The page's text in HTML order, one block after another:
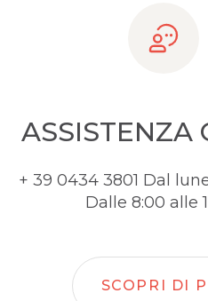
ASSISTENZA
+ 39 0434 3801 Dal
Dalle 8:00 alle
SCOPRI DI